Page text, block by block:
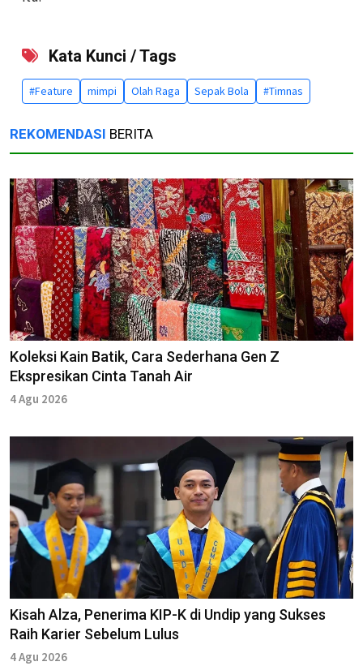
Kata Kunci / Tags
#Feature mimpi Olah Raga Sepak Bola #Timnas
REKOMENDASI BERITA
Koleksi Kain Batik, Cara Sederhana Gen Z
Ekspresikan Cinta Tanah Air
4 Agu 2026
Kisah Alza, Penerima KIP-K di Undip yang Sukses
Raih Karier Sebelum Lulus
4 Agu 2026